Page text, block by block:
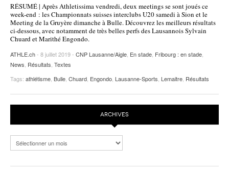
POURQUOI ATHLE.CH ?
ATHLE.CH RÉGIONS | VAUD
HIGHLIGHTS
LIVRES
RÉSUMÉ | Après Athletissima vendredi, deux meetings se sont joués ce
week-end : les Championnats suisses interclubs U20 samedi à Sion et le
Meeting de la Gruyère dimanche à Bulle. Découvrez les meilleurs résultats
ci-dessous, avec notamment de très belles perfs des Lausannois Sylvain
Chuard et Marithé Engondo.
ATHLE.ch- 8 juillet 2019 - CNP Lausanne/Aigle En stade Fribourg : en stade
News Résultats Textes
Tags: athlétisme Bulle Chuard Engondo Lausanne-Sports Lemaitre Résultats
ARCHIVES
Archives